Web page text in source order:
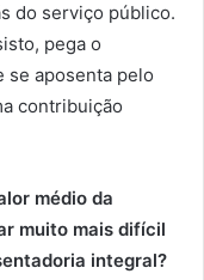
do serviço público.
pega o
se aposenta pelo
contribuição
médio da
muito mais difícil
integral?